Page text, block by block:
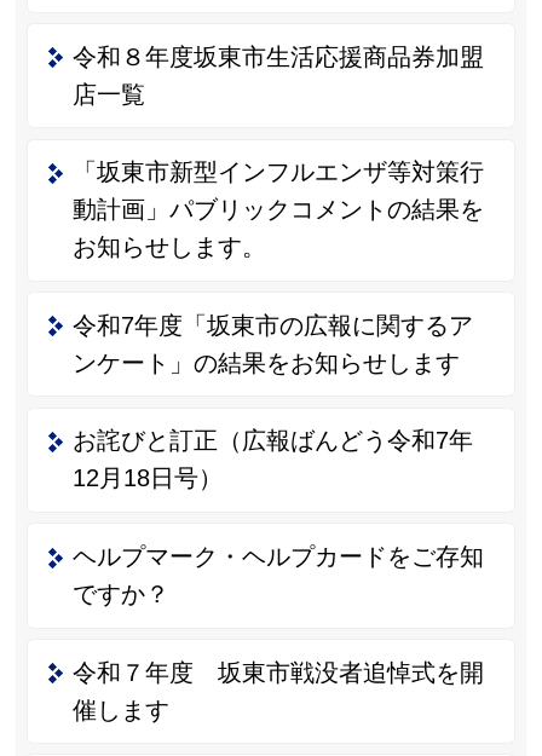
令和８年度坂東市生活応援商品券加盟
店一覧
「坂東市新型インフルエンザ等対策行
動計画」パブリックコメントの結果を
お知らせします。
令和7年度「坂東市の広報に関するア
ンケート」の結果をお知らせします
お詫びと訂正（広報ばんどう令和7年
12月18日号）
ヘルプマーク・ヘルプカードをご存知
ですか？
令和７年度 坂東市戦没者追悼式を開
催します